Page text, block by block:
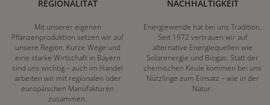
REGIONALITÄT
Mit unserer eigenen
Pflanzenproduktion setzen wir auf
unsere Region. Kurze Wege und
eine starke Wirtschaft in Bayern
sind uns wichtig – auch im Handel
arbeiten wir mit regionalen oder
europäischen Manufakturen
zusammen.
NACHHALTIGKEIT
Energiewende hat bei uns Tradition.
Seit 1972 vertrauen wir auf
alternative Energiequellen wie
Solarenergie und Biogas. Statt der
chemischen Keule kommen bei uns
Nützlinge zum Einsatz – wie in der
Natur.